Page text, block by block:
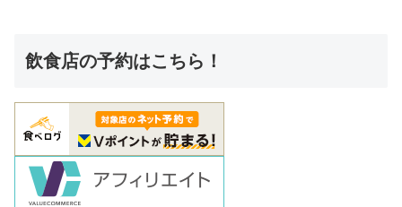
飲食店の予約はこちら！